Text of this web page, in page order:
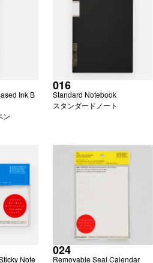
Ink B
ン
016
Standard Notebook
スタンダードノート
Note
024
Removable Seal Calendar